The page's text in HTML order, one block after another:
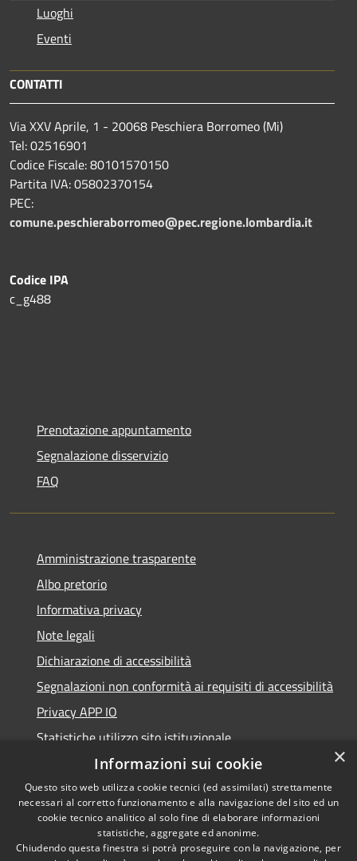
Luoghi
Eventi
CONTATTI
Via XXV Aprile, 1 - 20068 Peschiera Borromeo (Mi)
Tel: 02516901
Codice Fiscale: 80101570150
Partita IVA: 05802370154
PEC:
comune.peschieraborromeo@pec.regione.lombardia.it
Codice IPA
c_g488
Prenotazione appuntamento
Segnalazione disservizio
FAQ
Amministrazione trasparente
Albo pretorio
Informativa privacy
Note legali
Dichiarazione di accessibilità
Segnalazioni non conformità ai requisiti di accessibilità
Privacy APP IO
Statistiche utilizzo sito istituzionale
Qualità dei Servizi Comunali
RSS
Copyright © 2023 •
×
Informazioni sui cookie
Questo sito web utilizza cookie tecnici (ed assimilati) strettamente
necessari al corretto funzionamento e alla navigazione del sito ed un
cookie tecnico analitico al solo fine di elaborare informazioni
statistiche, aggregate ed anonime.
Chiudendo questa finestra si potrà proseguire con la navigazione, per